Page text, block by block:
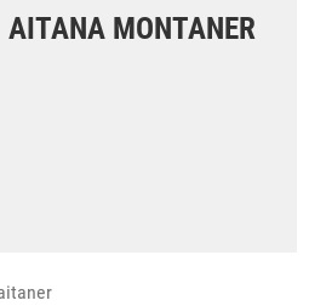
AITANA MONTANER